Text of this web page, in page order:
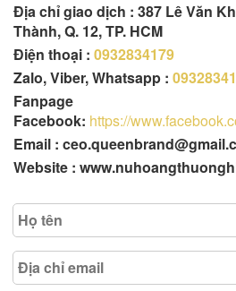
Địa chỉ giao dịch : 387 Lê Văn
Thành, Q. 12, TP. HCM
Điện thoại : 0932834179
Zalo, Viber, Whatsapp :
Fanpage
Facebook: https://
Email :
Website :